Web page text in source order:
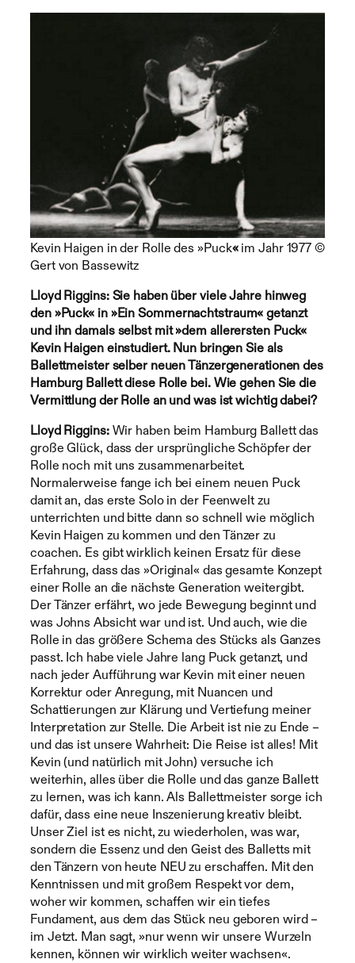
Kevin Haigen in der Rolle des »Puck«im Jahr 1977 ©
Gert von Bassewitz
Lloyd Riggins: Sie haben über viele Jahre hinweg
den »Puck« in »Ein Sommernachtstraum« getanzt
und ihn damals selbst mit»dem allerersten Puck«
Kevin Haigen einstudiert. Nun bringen Sie als
Ballettmeister selber neuen Tänzergenerationen des
Hamburg Ballett diese Rolle bei. Wie gehen Sie die
Vermittlung der Rolle an und was ist wichtig dabei?
Lloyd Riggins:Wir haben beim Hamburg Ballett das
große Glück, dass der ursprüngliche Schöpfer der
Rolle noch mit uns zusammenarbeitet.
Normalerweise fange ich bei einem neuen Puck
damit an, das erste Solo in der Feenwelt zu
unterrichten und bitte dann so schnell wie möglich
Kevin Haigen zu kommen und den Tänzer zu
coachen. Es gibt wirklich keinen Ersatz für diese
Erfahrung, dass das »Original« das gesamte Konzept
einer Rolle an die nächste Generation weitergibt.
Der Tänzer erfährt, wo jede Bewegung beginnt und
was Johns Absicht war und ist. Und auch, wie die
Rolle in das größere Schema des Stücks als Ganzes
passt. Ich habe viele Jahre lang Puck getanzt, und
nach jeder Aufführung war Kevin mit einer neuen
Korrektur oder Anregung, mit Nuancen und
Schattierungen zur Klärung und Vertiefung meiner
Interpretation zur Stelle. Die Arbeit ist nie zu Ende –
und das ist unsere Wahrheit: Die Reise ist alles! Mit
Kevin (und natürlich mit John) versuche ich
weiterhin, alles über die Rolle und das ganze Ballett
zu lernen, was ich kann. Als Ballettmeister sorge ich
dafür, dass eine neue Inszenierung kreativ bleibt.
Unser Ziel ist es nicht, zu wiederholen, was war,
sondern die Essenz und den Geist des Balletts mit
den Tänzern von heute NEU zu erschaffen. Mit den
Kenntnissen und mit großem Respekt vor dem,
woher wir kommen, schaffen wir ein tiefes
Fundament, aus dem das Stück neu geboren wird –
im Jetzt. Man sagt, »nur wenn wir unsere Wurzeln
kennen, können wir wirklich weiter wachsen«.